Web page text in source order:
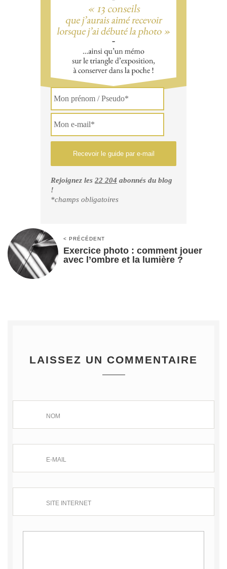
Rejoignez les 22 204 abonnés du blog
!
*champs obligatoires
< PRÉCÉDENT
Exercice photo : comment jouer
avec l’ombre et la lumière ?
LAISSEZ UN COMMENTAIRE
NOM
E-MAIL
SITE INTERNET